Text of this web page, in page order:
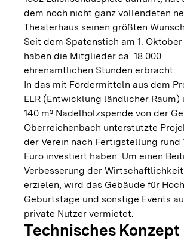
dem noch nicht ganz vollendeten
Theaterhaus seinen größten
Seit dem Spatenstich am 1. Oktober
haben die Mitglieder ca. 18.000
ehrenamtlichen Stunden erbracht.
In das mit Fördermitteln aus dem
ELR (Entwicklung ländlicher Raum)
140 m³ Nadelholzspende von der
Oberreichenbach unterstützte
der Verein nach Fertigstellung rund
Euro investiert haben. Um einen
Verbesserung der Wirtschaftlichkeit
erzielen, wird das Gebäude für
Geburtstage und sonstige Events
private Nutzer vermietet.
Technisches Konzept